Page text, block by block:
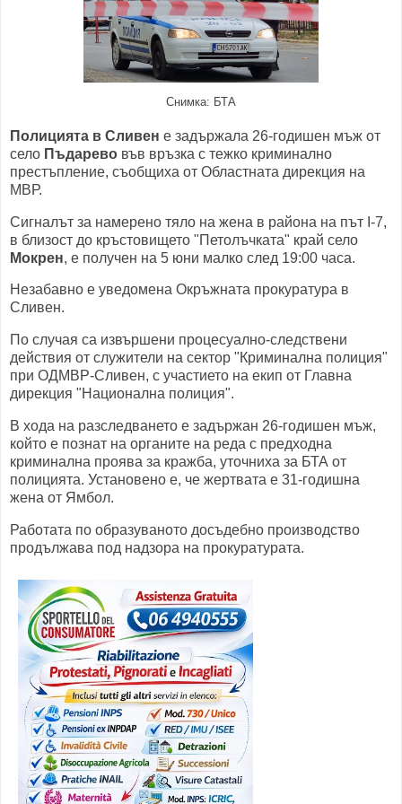
Снимка: БТА
Полицията в Сливен е задържала 26-годишен мъж от
село Пъдарево във връзка с тежко криминално
престъпление, съобщиха от Областната дирекция на
МВР.
Сигналът за намерено тяло на жена в района на път I-7,
в близост до кръстовището "Петолъчката" край село
Мокрен, е получен на 5 юни малко след 19:00 часа.
Незабавно е уведомена Окръжната прокуратура в
Сливен.
По случая са извършени процесуално-следствени
действия от служители на сектор "Криминална полиция"
при ОДМВР-Сливен, с участието на екип от Главна
дирекция "Национална полиция".
В хода на разследването е задържан 26-годишен мъж,
който е познат на органите на реда с предходна
криминална проява за кражба, уточниха за БТА от
полицията. Установено е, че жертвата е 31-годишна
жена от Ямбол.
Работата по образуваното досъдебно производство
продължава под надзора на прокуратурата.